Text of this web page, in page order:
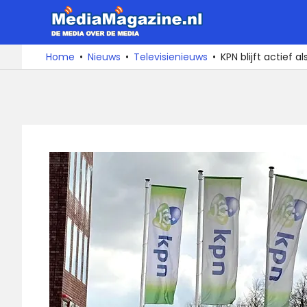
de
De
media
over
Home Nieuws Televisienieuws KPN blijft actief